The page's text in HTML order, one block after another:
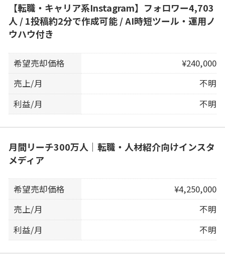
【転職・キャリア系Instagram】フォロワー4,703
人 / 1投稿約2分で作成可能 / AI時短ツール・運用ノ
ウハウ付き
希望売却価格
¥240,000
売上/月
不明
利益/月
不明
月間リーチ300万人｜転職・人材紹介向けインスタ
メディア
希望売却価格
¥4,250,000
売上/月
不明
利益/月
不明